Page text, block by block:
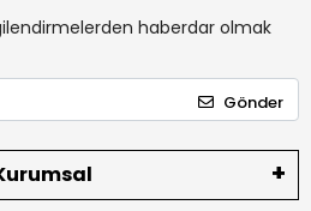
haberdar olmak
Gönder